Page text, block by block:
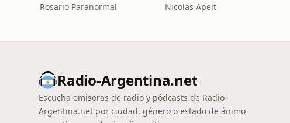
Rosario Paranormal Nicolas Apelt
Radio-Argentina.net
Escucha emisoras de radio y pódcasts de Radio-
Argentina.net por ciudad, género o estado de ánimo